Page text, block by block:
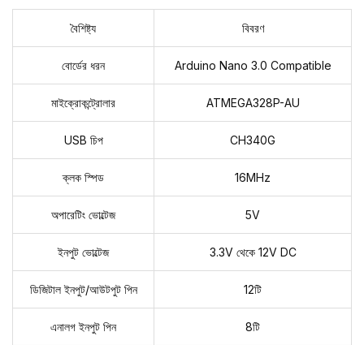
বৈশিষ্ট্য বিবরণ
বোর্ডের ধরন Arduino Nano 3.0 Compatible
মাইক্রোকন্ট্রোলার ATMEGA328P-AU
USB চিপ CH340G
ক্লক স্পিড 16MHz
অপারেটিং ভোল্টেজ 5V
ইনপুট ভোল্টেজ 3.3V থেকে 12V DC
ডিজিটাল ইনপুট/আউটপুট পিন 12টি
এনালগ ইনপুট পিন 8টি